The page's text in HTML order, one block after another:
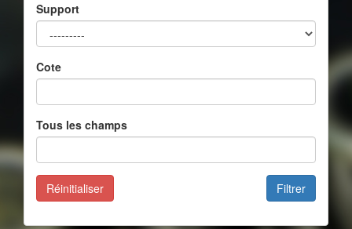
Support
Cote
Tous les champs
Filtrer
Réinitialiser